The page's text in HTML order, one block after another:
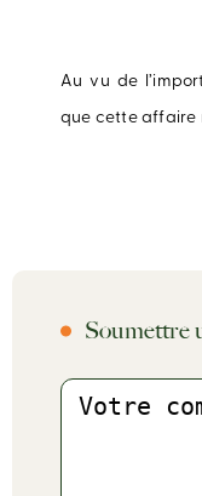
Au vu de
que cette affaire
Soumettre
Commentaire